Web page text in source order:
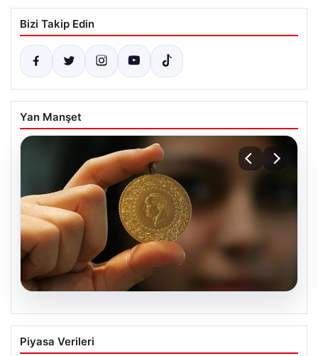
Bizi Takip Edin
Yan Manşet
06.08.2026
Altın fiyatları canlı grafik 22 Mayıs: Altın
fiyatları ne oldu, düştü mü, çıktı mı?
Piyasa Verileri